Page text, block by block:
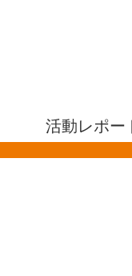
活動レポー